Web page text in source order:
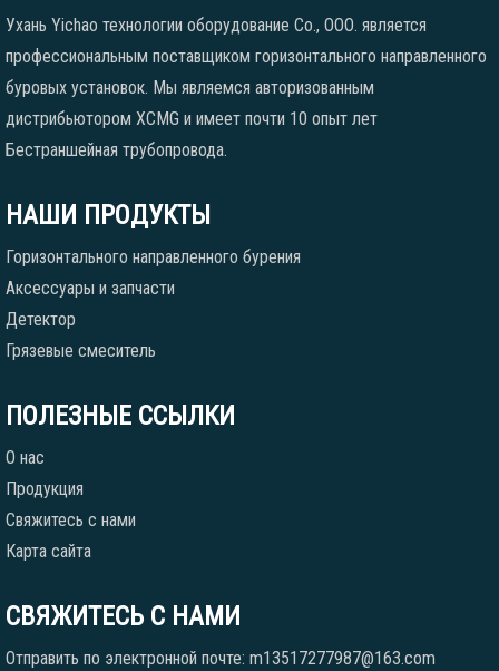
Ухань Yichao технологии оборудование Co., ООО. является
профессиональным поставщиком горизонтального направленного
буровых установок. Мы являемся авторизованным
дистрибьютором XCMG и имеет почти 10 опыт лет
Бестраншейная трубопровода.
НАШИ ПРОДУКТЫ
Горизонтального направленного бурения
Аксессуары и запчасти
Детектор
Грязевые смеситель
ПОЛЕЗНЫЕ ССЫЛКИ
О нас
Продукция
Свяжитесь с нами
Карта сайта
СВЯЖИТЕСЬ С НАМИ
Отправить по электронной почте: m13517277987@163.com